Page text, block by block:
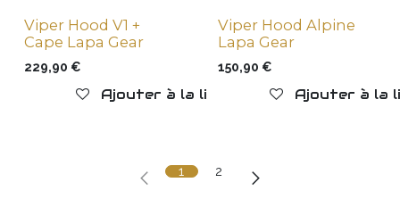
New !
Viper Hood V1 +
Cape Lapa Gear
229,90 €
Ajouter à la liste de souhaits
New !
Viper Hood Alpine
Lapa Gear
150,90 €
Ajouter à la
1 2